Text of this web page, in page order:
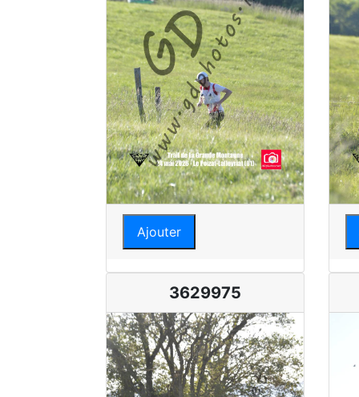
Ajouter
3629975